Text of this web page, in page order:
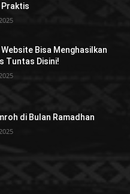
Praktis
Website Bisa Menghasilkan
Tuntas Disini!
di Bulan Ramadhan